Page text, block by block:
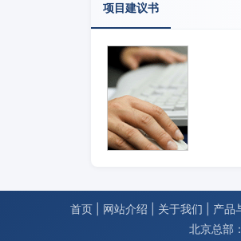
项目建议书
首页 网站介绍 关于我们
产品
北京总部